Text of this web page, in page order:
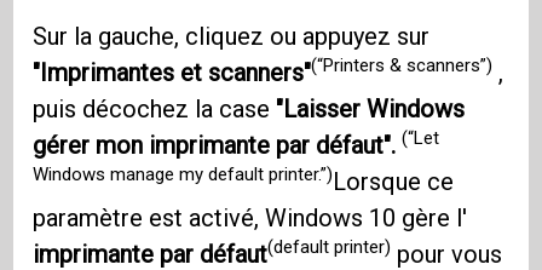
Sur la gauche, cliquez ou appuyez sur
"Imprimantes et scanners"(“Printers & scanners”) ,
puis décochez la case "Laisser Windows
gérer mon imprimante par défaut".(“Let
Windows manage my default printer.”)Lorsque ce
paramètre est activé, Windows 10 gère l'
imprimante par défaut(default printer) pour vous